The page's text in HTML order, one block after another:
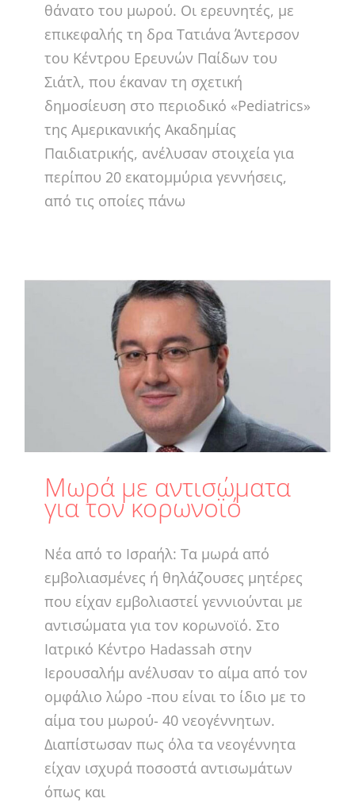
θάνατο του μωρού. Οι ερευνητές, με
επικεφαλής τη δρα Τατιάνα Άντερσον
του Κέντρου Ερευνών Παίδων του
Σιάτλ, που έκαναν τη σχετική
δημοσίευση στο περιοδικό «Pediatrics»
της Αμερικανικής Ακαδημίας
Παιδιατρικής, ανέλυσαν στοιχεία για
περίπου 20 εκατομμύρια γεννήσεις,
από τις οποίες πάνω
Μωρά με αντισώματα
για τον κορωνοϊό
Νέα από το Ισραήλ: Τα μωρά από
εμβολιασμένες ή θηλάζουσες μητέρες
που είχαν εμβολιαστεί γεννιούνται με
αντισώματα για τον κορωνοϊό. Στο
Ιατρικό Κέντρο Hadassah στην
Ιερουσαλήμ ανέλυσαν το αίμα από τον
ομφάλιο λώρο -που είναι το ίδιο με το
αίμα του μωρού- 40 νεογέννητων.
Διαπίστωσαν πως όλα τα νεογέννητα
είχαν ισχυρά ποσοστά αντισωμάτων
όπως και